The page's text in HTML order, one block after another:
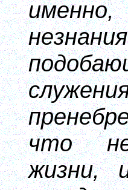
что
жизни,